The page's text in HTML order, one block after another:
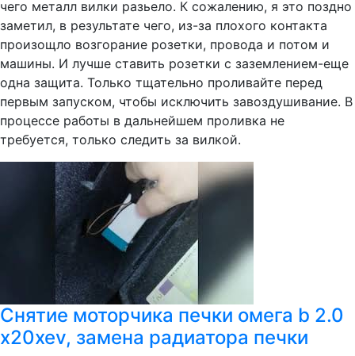
чего металл вилки разьело. К сожалению, я это поздно
заметил, в результате чего, из-за плохого контакта
произощло возгорание розетки, провода и потом и
машины. И лучше ставить розетки с заземлением-еще
одна защита. Только тщательно проливайте перед
первым запуском, чтобы исключить завоздушивание. В
процессе работы в дальнейшем проливка не
требуется, только следить за вилкой.
Снятие моторчика печки омега b 2.0
x20xev, замена радиатора печки